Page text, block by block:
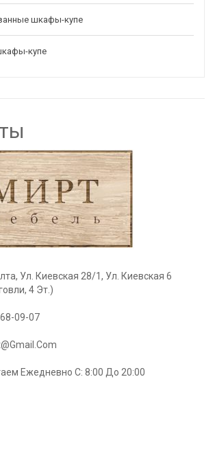
шкафы-купе
купе
Ул. Киевская 28/1, Ул. Киевская 6
4 Эт.)
09-07
Ежедневно С: 8:00 До 20:00